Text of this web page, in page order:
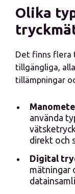
Olika
Det finns flera
tillgängliga,
tillämpningar
använda
direkt och
Digital
mätningar